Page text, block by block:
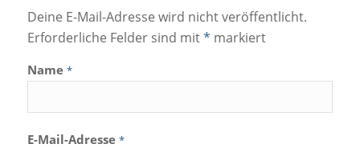
Deine E-Mail-Adresse wird nicht veröffentlicht.
Erforderliche Felder sind mit* markiert
Name *
E-Mail-Adresse *